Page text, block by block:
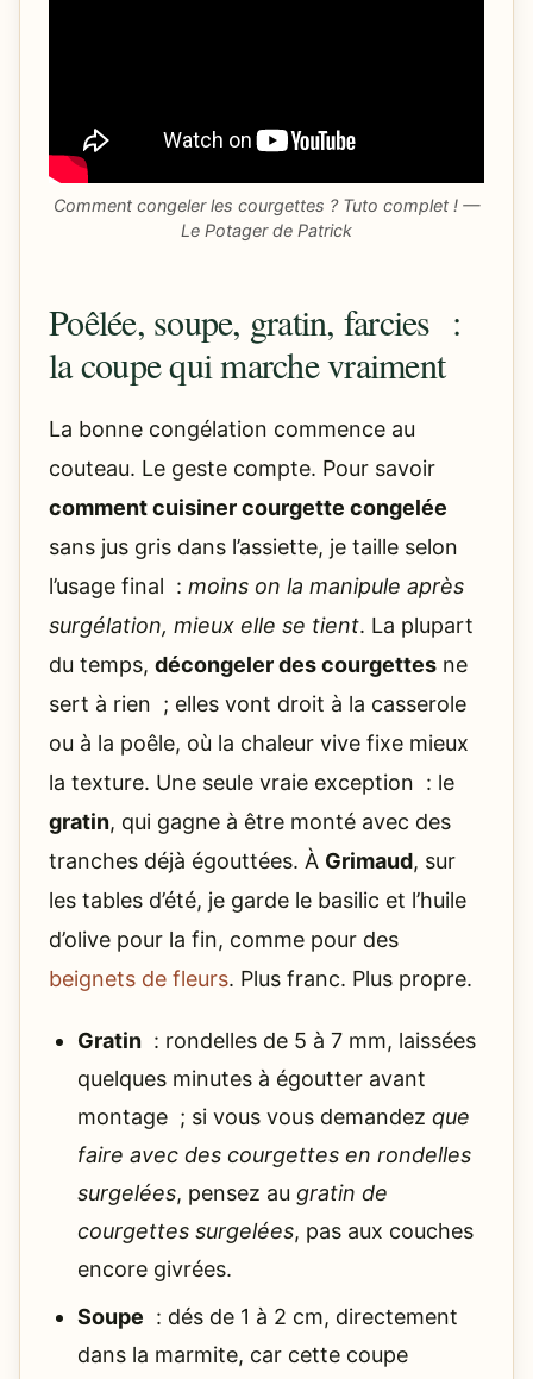
Comment congeler les courgettes ? Tuto complet ! —
Le Potager de Patrick
Poêlée, soupe, gratin, farcies :
la coupe qui marche vraiment
La bonne congélation commence au
couteau. Le geste compte. Pour savoir
comment cuisiner courgette congelée
sans jus gris dans l’assiette, je taille selon
l’usage final : moins on la manipule après
surgélation, mieux elle se tient. La plupart
du temps, décongeler des courgettes ne
sert à rien ; elles vont droit à la casserole
ou à la poêle, où la chaleur vive fixe mieux
la texture. Une seule vraie exception : le
gratin, qui gagne à être monté avec des
tranches déjà égouttées. À Grimaud, sur
les tables d’été, je garde le basilic et l’huile
d’olive pour la fin, comme pour des
beignets de fleurs. Plus franc. Plus propre.
Gratin : rondelles de 5 à 7 mm, laissées
quelques minutes à égoutter avant
montage ; si vous vous demandez que
faire avec des courgettes en rondelles
surgelées, pensez au gratin de
courgettes surgelées, pas aux couches
encore givrées.
Soupe : dés de 1 à 2 cm, directement
dans la marmite, car cette coupe